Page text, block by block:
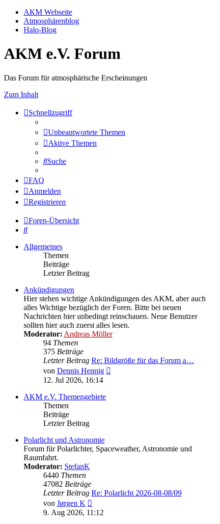
AKM Webseite
Atmosphärenblog
Halo-Blog
AKM e.V. Forum
Das Forum für atmosphärische Erscheinungen
Zum Inhalt
Schnellzugriff
Unbeantwortete Themen
Aktive Themen
Suche
FAQ
Anmelden
Registrieren
Foren-Übersicht
Suche
Allgemeines
Themen
Beiträge
Letzter Beitrag
Ankündigungen
Hier stehen wichtige Ankündigungen des AKM, aber auch
alles Wichtige bezüglich der Foren. Bitte bei neuen
Nachrichten hier unbedingt reinschauen. Neue Benutzer
sollten hier auch zuerst alles lesen.
Moderator: Andreas Möller
94 Themen
375 Beiträge
Letzter Beitrag Re: Bildgröße für das Forum a…
von Dennis Hennig
12. Jul 2026, 16:14
AKM e.V. Themengebiete
Themen
Beiträge
Letzter Beitrag
Polarlicht und Astronomie
Forum für Polarlichter, Spaceweather, Astronomie und
Raumfahrt.
Moderator: StefanK
6440 Themen
47082 Beiträge
Letzter Beitrag Re: Polarlicht 2026-08-08/09
von Jørgen K
Beitrag
9. Aug 2026, 11:12